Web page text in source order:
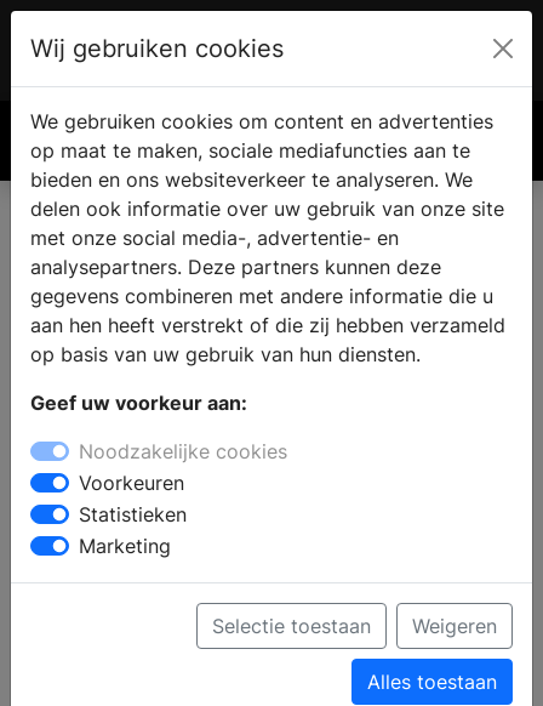
€ 0.00
Wij gebruiken cookies
We gebruiken cookies om content en advertenties
op maat te maken, sociale mediafuncties aan te
bieden en ons websiteverkeer te analyseren. We
delen ook informatie over uw gebruik van onze site
met onze social media-, advertentie- en
analysepartners. Deze partners kunnen deze
gegevens combineren met andere informatie die u
aan hen heeft verstrekt of die zij hebben verzameld
op basis van uw gebruik van hun diensten.
Geef uw voorkeur aan:
Noodzakelijke cookies
Voorkeuren
Statistieken
Marketing
Selectie toestaan Weigeren
Alles toestaan